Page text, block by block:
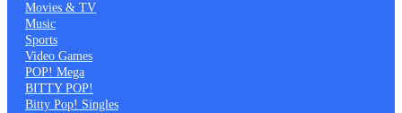
Movies & TV
Music
Sports
Video Games
POP! Mega
BITTY POP!
Bitty Pop! Singles